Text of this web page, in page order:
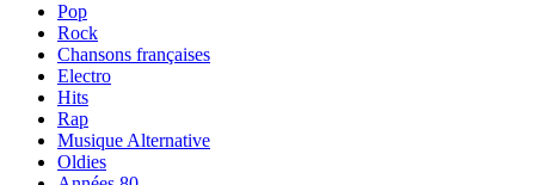
Pop
Rock
Chansons françaises
Electro
Hits
Rap
Musique Alternative
Oldies